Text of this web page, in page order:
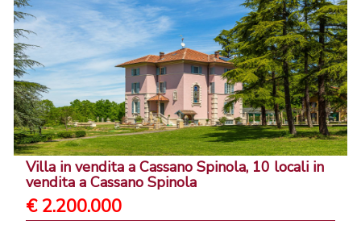
Villa in vendita a Cassano Spinola, 10 locali in
vendita a Cassano Spinola
€ 2.200.000